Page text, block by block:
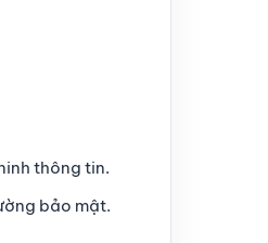
thông tin.
bảo mật.